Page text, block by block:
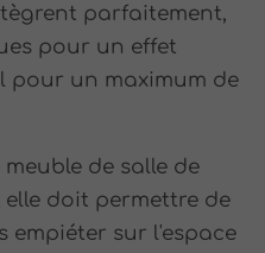
parfaitement,
pour un effet
pour un maximum de
de salle de
doit permettre de
empiéter sur l'espace